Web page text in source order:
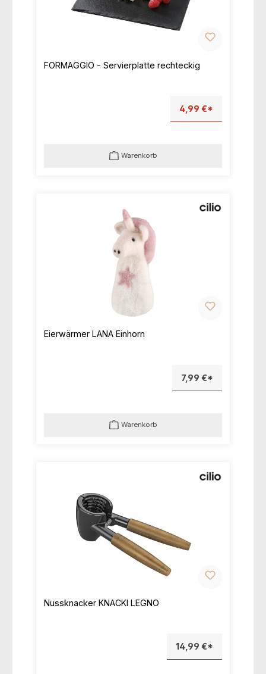
FORMAGGIO - Servierplatte rechteckig
4,99 €*
Warenkorb
Eierwärmer LANA Einhorn
7,99 €*
Warenkorb
Nussknacker KNACKI LEGNO
14,99 €*